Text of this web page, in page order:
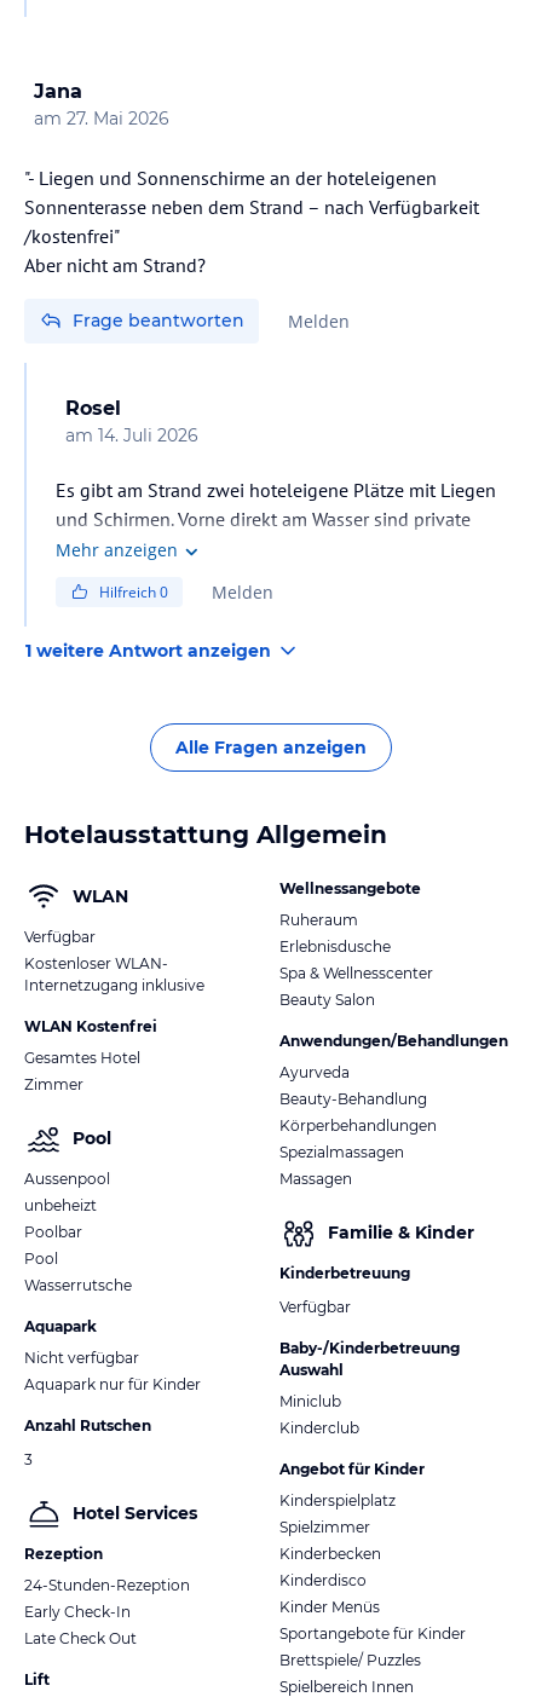
Hotelpolitik angepasst werden können.
Jana
am 27. Mai 2026
"- Liegen und Sonnenschirme an der hoteleigenen
Sonnenterasse neben dem Strand – nach Verfügbarkeit
/kostenfrei"
Aber nicht am Strand?
Frage beantworten Melden
Rosel
am 14. Juli 2026
Es gibt am Strand zwei hoteleigene Plätze mit Liegen
und Schirmen. Vorne direkt am Wasser sind private
Anbieter
Mehr anzeigen
Hilfreich0 Melden
1 weitere Antwort anzeigen
Alle Fragen anzeigen
Hotelausstattung Allgemein
WLAN
Verfügbar
Kostenloser WLAN-
Internetzugang inklusive
WLAN Kostenfrei
Gesamtes Hotel
Zimmer
Pool
Aussenpool
unbeheizt
Poolbar
Pool
Wasserrutsche
Aquapark
Nicht verfügbar
Aquapark nur für Kinder
Anzahl Rutschen
3
Hotel Services
Rezeption
24-Stunden-Rezeption
Early Check-In
Late Check Out
Lift
Wellnessangebote
Ruheraum
Erlebnisdusche
Spa & Wellnesscenter
Beauty Salon
Anwendungen/Behandlungen
Ayurveda
Beauty-Behandlung
Körperbehandlungen
Spezialmassagen
Massagen
Familie & Kinder
Kinderbetreuung
Verfügbar
Baby-/Kinderbetreuung
Auswahl
Miniclub
Kinderclub
Angebot für Kinder
Kinderspielplatz
Spielzimmer
Kinderbecken
Kinderdisco
Kinder Menüs
Sportangebote für Kinder
Brettspiele/ Puzzles
Spielbereich Innen